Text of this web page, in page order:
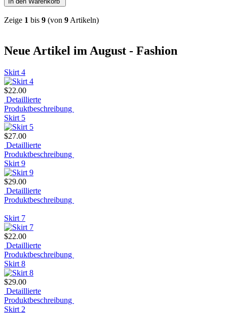
Zeige 1 bis 9 (von 9 Artikeln)
Neue Artikel im August - Fashion
Skirt 4
$22.00
Detaillierte
Produktbeschreibung
Skirt 5
$27.00
Detaillierte
Produktbeschreibung
Skirt 9
$29.00
Detaillierte
Produktbeschreibung
Skirt 7
$22.00
Detaillierte
Produktbeschreibung
Skirt 8
$29.00
Detaillierte
Produktbeschreibung
Skirt 2